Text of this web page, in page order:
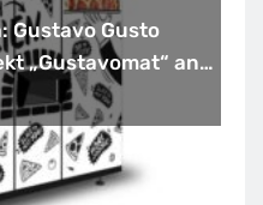
Gustavo Gusto
„Gustavomat“ an